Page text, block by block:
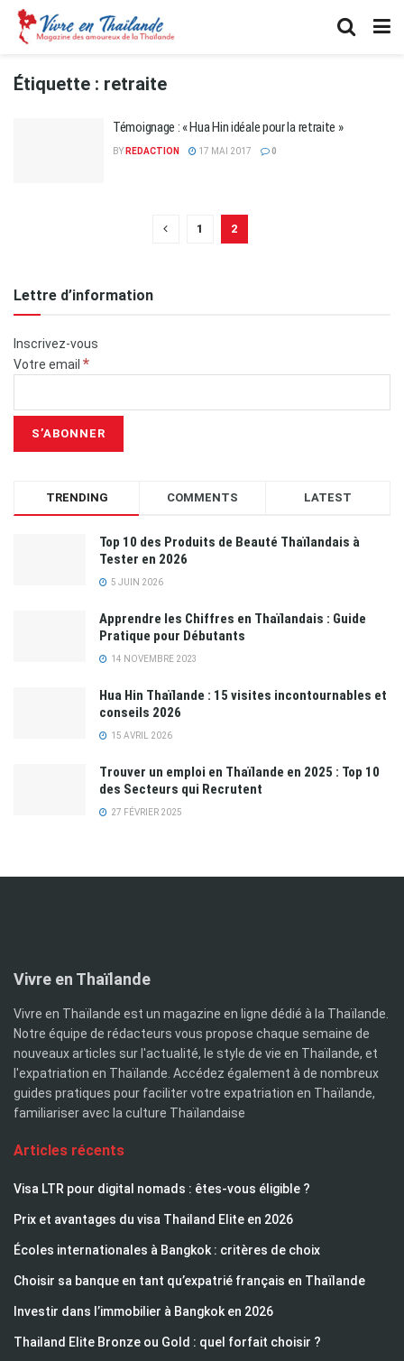
Étiquette : retraite
Témoignage : « Hua Hin idéale pour la retraite »
BY REDACTION 17 MAI 2017 0
1 2
Lettre d’information
Inscrivez-vous
Votre email *
TRENDING COMMENTS LATEST
Top 10 des Produits de Beauté Thaïlandais à
Tester en 2026
5 JUIN 2026
Apprendre les Chiffres en Thaïlandais : Guide
Pratique pour Débutants
14 NOVEMBRE 2023
Hua Hin Thaïlande : 15 visites incontournables et
conseils 2026
15 AVRIL 2026
Trouver un emploi en Thaïlande en 2025 : Top 10
des Secteurs qui Recrutent
27 FÉVRIER 2025
Vivre en Thaïlande
Vivre en Thaïlande est un magazine en ligne dédié à la Thaïlande.
Notre équipe de rédacteurs vous propose chaque semaine de
nouveaux articles sur l'actualité, le style de vie en Thaïlande, et
l'expatriation en Thaïlande. Accédez également à de nombreux
guides pratiques pour faciliter votre expatriation en Thaïlande,
familiariser avec la culture Thaïlandaise
Articles récents
Visa LTR pour digital nomads : êtes-vous éligible ?
Prix et avantages du visa Thailand Elite en 2026
Écoles internationales à Bangkok : critères de choix
Choisir sa banque en tant qu’expatrié français en Thaïlande
Investir dans l’immobilier à Bangkok en 2026
Thailand Elite Bronze ou Gold : quel forfait choisir ?